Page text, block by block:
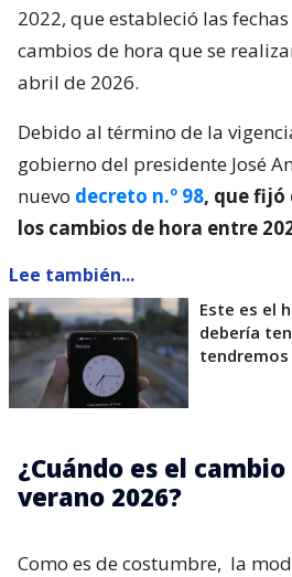
2022, que estableció las
cambios de hora que se
abril de 2026.
Debido al término de la
gobierno del presidente José
nuevo decreto n.º 98, que fijó
los cambios de hora entre
Lee también...
Este es el
debería
tendremos
¿Cuándo es el
verano 2026?
Como es de costumbre, la